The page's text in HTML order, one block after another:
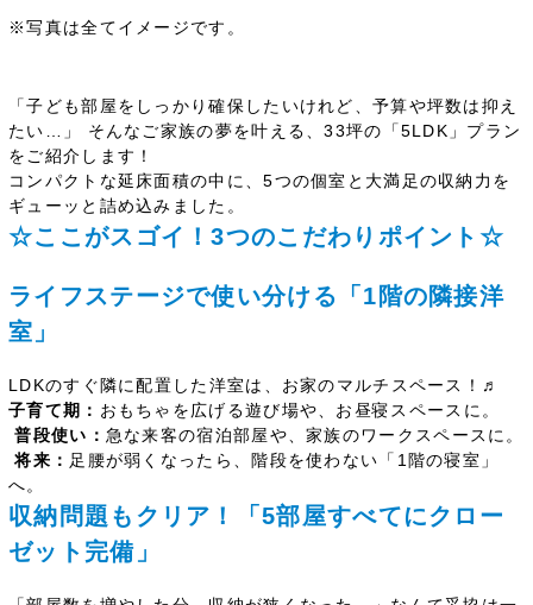
※写真は全てイメージです。
「子ども部屋をしっかり確保したいけれど、予算や坪数は抑え
たい…」 そんなご家族の夢を叶える、33坪の「5LDK」プラン
をご紹介します！
コンパクトな延床面積の中に、5つの個室と大満足の収納力を
ギューッと詰め込みました。
☆ここがスゴイ！3つのこだわりポイント☆
ライフステージで使い分ける「1階の隣接洋
室」
LDKのすぐ隣に配置した洋室は、お家のマルチスペース！♬
子育て期： おもちゃを広げる遊び場や、お昼寝スペースに。
普段使い： 急な来客の宿泊部屋や、家族のワークスペースに。
将来： 足腰が弱くなったら、階段を使わない「1階の寝室」
へ。
収納問題もクリア！「5部屋すべてにクロー
ゼット完備」